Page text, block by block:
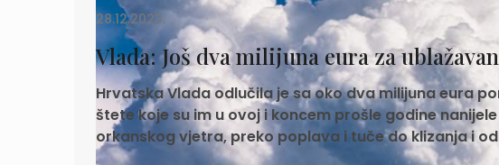
28.12.2023.
Vlada: Još dva milijuna eura za
Hrvatska Vlada odlučila je sa oko dva milijuna eura
štete koje su im u ovoj i koncem prošle godine
orkanskog vjetra, preko poplava i tuče do klizanja i